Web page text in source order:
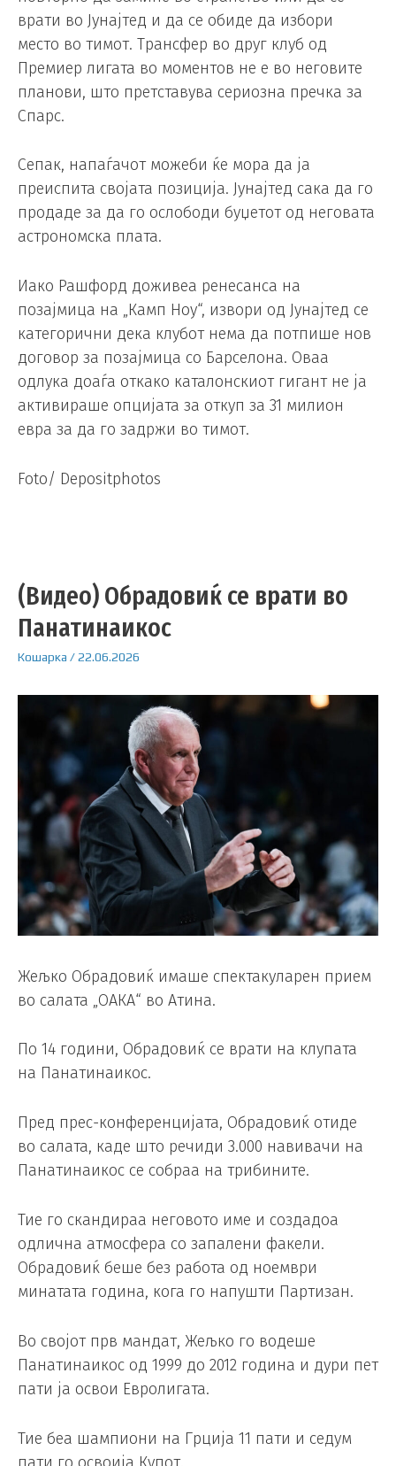
врати во Јунајтед и да се обиде да избори
место во тимот. Трансфер во друг клуб од
Премиер лигата во моментов не е во неговите
планови, што претставува сериозна пречка за
Спарс.
Сепак, напаѓачот можеби ќе мора да ја
преиспита својата позиција. Јунајтед сака да го
продаде за да го ослободи буџетот од неговата
астрономска плата.
Иако Рашфорд доживеа ренесанса на
позајмица на „Камп Ноу“, извори од Јунајтед се
категорични дека клубот нема да потпише нов
договор за позајмица со Барселона. Оваа
одлука доаѓа откако каталонскиот гигант не ја
активираше опцијата за откуп за 31 милион
евра за да го задржи во тимот.
Foto/ Depositphotos
(Видео) Обрадовиќ се врати во
Панатинаикос
Кошарка /22.06.2026
Жељко Обрадовиќ имаше спектакуларен прием
во салата „ОАКА“ во Атина.
По 14 години, Обрадовиќ се врати на клупата
на Панатинаикос.
Пред прес-конференцијата, Обрадовиќ отиде
во салата, каде што речиди 3.000 навивачи на
Панатинаикос се собраа на трибините.
Тие го скандираа неговото име и создадоа
одлична атмосфера со запалени факели.
Обрадовиќ беше без работа од ноември
минатата година, кога го напушти Партизан.
Во својот прв мандат, Жељко го водеше
Панатинаикос од 1999 до 2012 година и дури пет
пати ја освои Евролигата.
Тие беа шампиони на Грција 11 пати и седум